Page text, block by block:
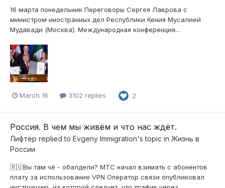
16 марта понедельник Переговоры Сергея Лаврова с
министром иностранных дел Республики Кения Мусалией
Мудавади (Москва). Международная конференция...
March 16 3102 replies 2
Россия. В чем мы живём и что нас ждёт.
Лифтёр replied to Evgeny Immigration's topic in Жизнь в
России
🇷🇺Вы там чё - обалдели? МТС начал взимать с абонентов
плату за использование VPN Оператор связи опубликовал